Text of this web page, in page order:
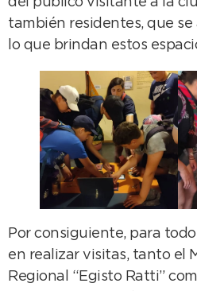
del público visitante a la
también residentes, que se
lo que brindan estos
Por consiguiente, para
en realizar visitas, tanto el
Regional “Egisto Ratti”